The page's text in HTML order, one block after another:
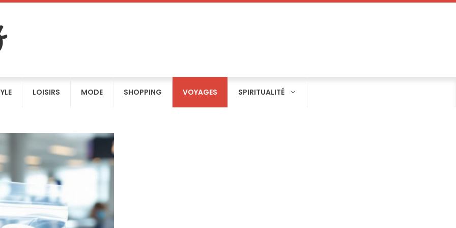
LOISIRS MODE SHOPPING VOYAGES SPIRITUALITÉ